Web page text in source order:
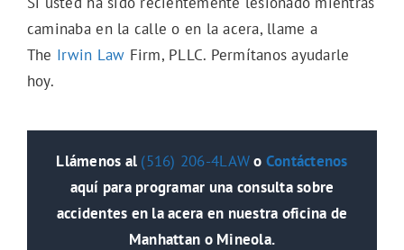
caminaba en la calle o en la acera, llame a
The Irwin Law Firm, PLLC. Permítanos ayudarle
hoy.
Llámenos al (516) 206-4LAWo Contáctenos
aquí para programar una consulta sobre
accidentes en la acera en nuestra oficina de
Manhattan o Mineola.